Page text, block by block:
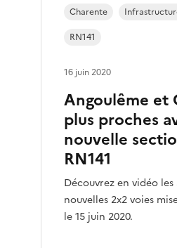
Angoulême et
plus proches
nouvelle
RN141
Découvrez en vidéo les
nouvelles 2x2 voies
le 15 juin 2020.
Charente
RN141
16 juin 2020